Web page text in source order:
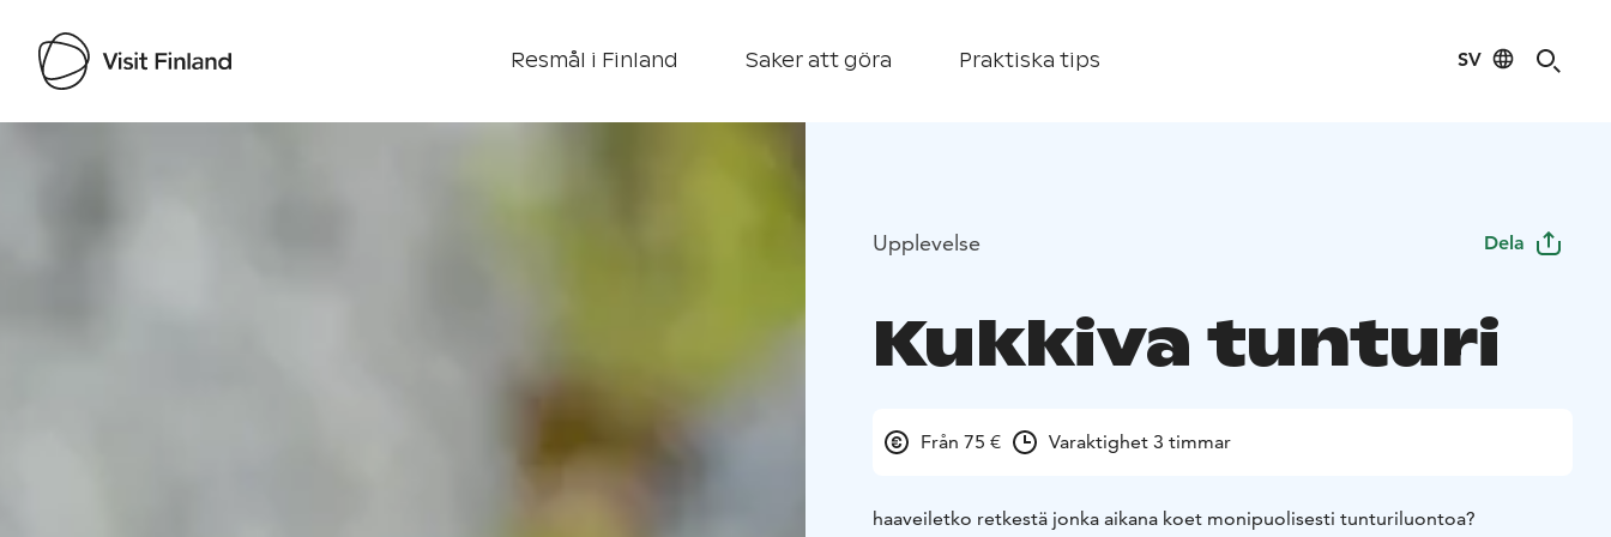
Resmål i Finland Saker att göra Praktiska tips SV
Visit Finland
Upplevelse Dela
Kukkiva tunturi
Från 75 € Varaktighet 3 timmar
haaveiletko retkestä jonka aikana koet monipuolisesti tunturiluontoa?